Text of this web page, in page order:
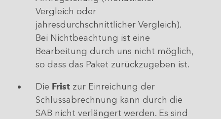
Vergleich oder
jahresdurchschnittlicher Vergleich).
Bei Nichtbeachtung ist eine
Bearbeitung durch uns nicht möglich,
so dass das Paket zurückzugeben ist.
Die Frist zur Einreichung der
Schlussabrechnung kann durch die
SAB nicht verlängert werden. Es sind